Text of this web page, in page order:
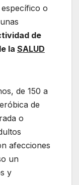
o
de
la SALUD
de 150 a
de
o
afecciones
un
y